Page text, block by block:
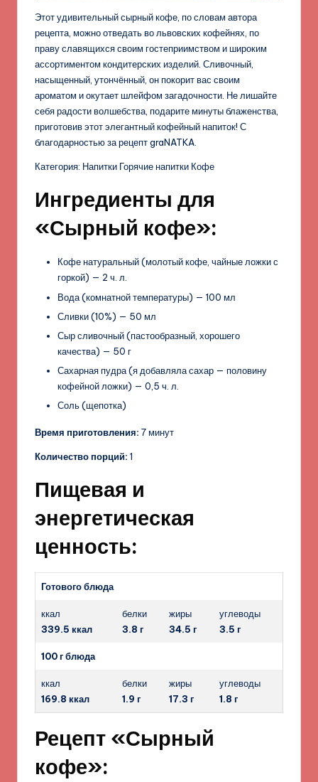
Этот удивительный сырный кофе, по словам автора
рецепта, можно отведать во львовских кофейнях, по
праву славящихся своим гостеприимством и широким
ассортиментом кондитерских изделий. Сливочный,
насыщенный, утончённый, он покорит вас своим
ароматом и окутает шлейфом загадочности. Не лишайте
себя радости волшебства, подарите минуты блаженства,
приготовив этот элегантный кофейный напиток! С
благодарностью за рецепт graNATKA.
Категория: Напитки Горячие напитки Кофе
Ингредиенты для
«Сырный кофе»:
Кофе натуральный (молотый кофе, чайные ложки с
горкой) — 2 ч. л.
Вода (комнатной температуры) — 100 мл
Сливки (10%) — 50 мл
Сыр сливочный (пастообразный, хорошего
качества) — 50 г
Сахарная пудра (я добавляла сахар — половину
кофейной ложки) — 0,5 ч. л.
Соль (щепотка)
Время приготовления: 7 минут
Количество порций: 1
Пищевая и
энергетическая
ценность:
Готового блюда
ккал
339.5 ккал
белки
3.8 г
жиры
34.5 г
углеводы
3.5 г
100 г блюда
ккал
169.8 ккал
белки
1.9 г
жиры
17.3 г
углеводы
1.8 г
Рецепт «Сырный
кофе»: